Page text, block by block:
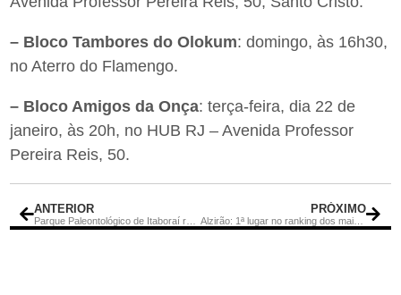
– Bloco Tambores do Olokum: domingo, às 16h30,
no Aterro do Flamengo.
– Bloco Amigos da Onça: terça-feira, dia 22 de
janeiro, às 20h, no HUB RJ – Avenida Professor
Pereira Reis, 50.
ANTERIOR
Parque Paleontológico de Itaboraí receberá recursos ambientais
PRÓXIMO
Alzirão: 1ª lugar no ranking dos mais acessado na temporada de 2018